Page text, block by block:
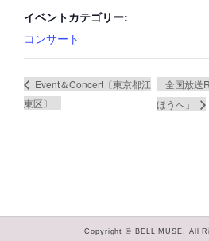
イベントカテゴリー:
コンサート
Event＆Concert〔東京都江
東区〕
全国放送
ほうへ」
Copyright © BELL MUSE. All